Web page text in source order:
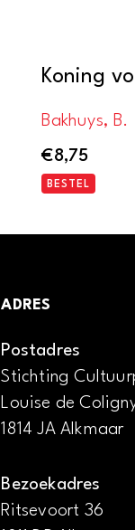
Koning
Bakhuys, B.
€8,75
BESTEL
ADRES
Postadres
Stichting
Louise de
1814 JA Alkmaar
Bezoekadres
Ritsevoort 36